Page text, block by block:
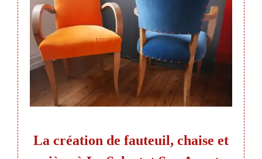
La création de fauteuil, chaise et